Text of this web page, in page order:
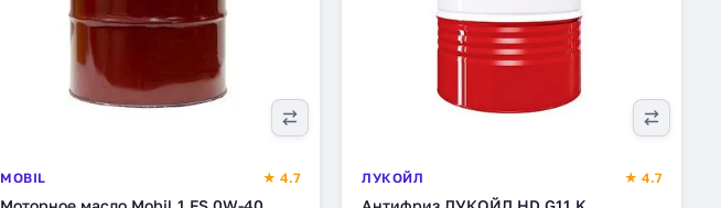
MOBIL ★ 4.7 ЛУКОЙЛ ★ 4.7